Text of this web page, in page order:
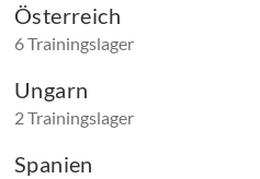
Österreich
6 Trainingslager
Ungarn
2 Trainingslager
Spanien